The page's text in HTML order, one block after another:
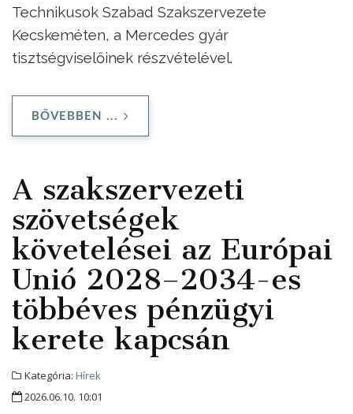
Technikusok Szabad Szakszervezete
Kecskeméten, a Mercedes gyár
tisztségviselőinek részvételével.
BŐVEBBEN ...
A szakszervezeti
szövetségek
követelései az Európai
Unió 2028–2034-es
többéves pénzügyi
kerete kapcsán
Kategória: Hírek
2026.06.10. 10:01